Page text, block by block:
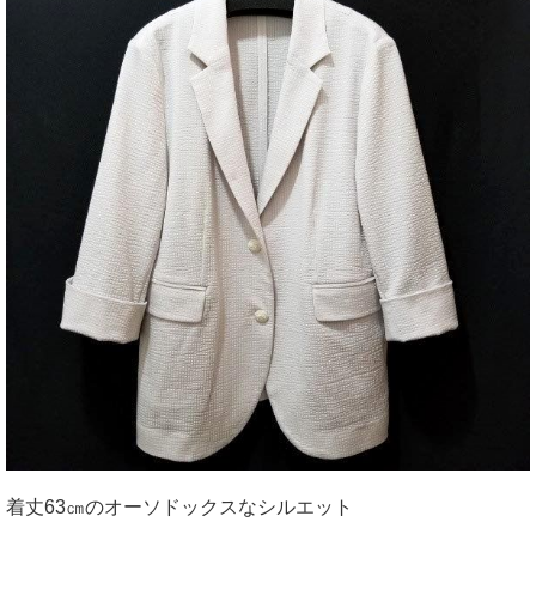
着丈63㎝のオーソドックスなシルエット